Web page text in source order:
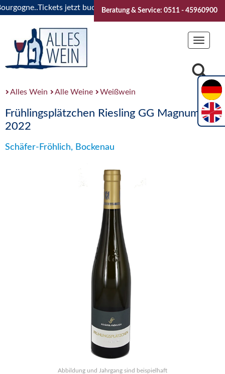
jetzt buchen! "Das Sommerfest 2026" Vive
Beratung & Service: 0511 - 45960900
Toggle
Alles Wein Alle Weine Weißwein
Frühlingsplätzchen Riesling GG Magnum
2022
Schäfer-Fröhlich, Bockenau
Abbildung und Jahrgang sind beispielhaft